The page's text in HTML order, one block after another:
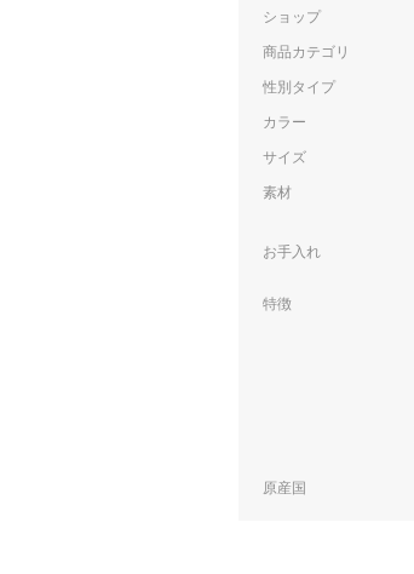
ショップ
商品カテゴリ
性別タイプ
カラー
サイズ
素材
お手入れ
特徴
原産国